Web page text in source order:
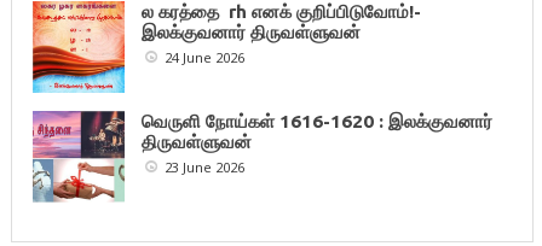
ல கரத்தை rh எனக் குறிப்பிடுவோம்!-
இலக்குவனார் திருவள்ளுவன்
24 June 2026
வெருளி நோய்கள் 1616-1620 : இலக்குவனார்
திருவள்ளுவன்
23 June 2026